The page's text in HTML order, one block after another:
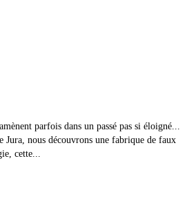
parfois dans un passé pas si éloigné...
nous découvrons une fabrique de faux
cette...